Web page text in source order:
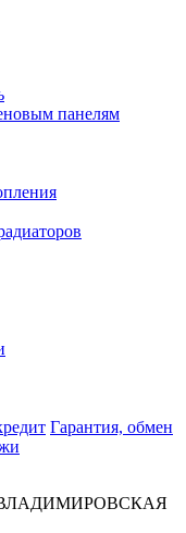
панелям
Гарантия, обмен